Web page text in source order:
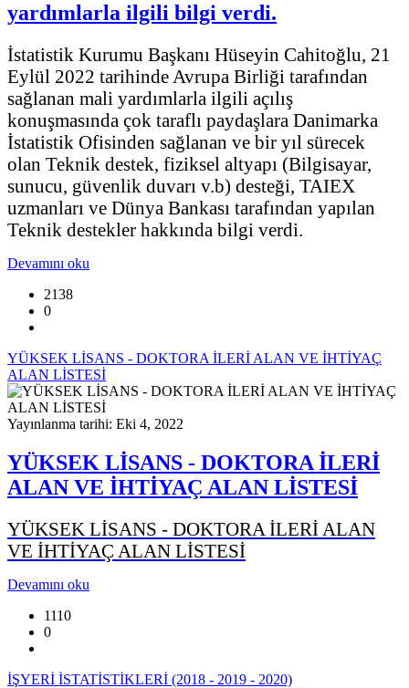
yardımlarla ilgili bilgi verdi.
İstatistik Kurumu Başkanı Hüseyin Cahitoğlu, 21
Eylül 2022 tarihinde Avrupa Birliği tarafından
sağlanan mali yardımlarla ilgili açılış
konuşmasında çok taraflı paydaşlara Danimarka
İstatistik Ofisinden sağlanan ve bir yıl sürecek
olan Teknik destek, fiziksel altyapı (Bilgisayar,
sunucu, güvenlik duvarı v.b) desteği, TAIEX
uzmanları ve Dünya Bankası tarafından yapılan
Teknik destekler hakkında bilgi verdi.
Devamını oku
2138
0
YÜKSEK LİSANS - DOKTORA İLERİ ALAN VE İHTİYAÇ
ALAN LİSTESİ
Yayınlanma tarihi: Eki 4, 2022
YÜKSEK LİSANS - DOKTORA İLERİ
ALAN VE İHTİYAÇ ALAN LİSTESİ
YÜKSEK LİSANS - DOKTORA İLERİ ALAN
VE İHTİYAÇ ALAN LİSTESİ
Devamını oku
1110
0
İŞYERİ İSTATİSTİKLERİ (2018 - 2019 - 2020)